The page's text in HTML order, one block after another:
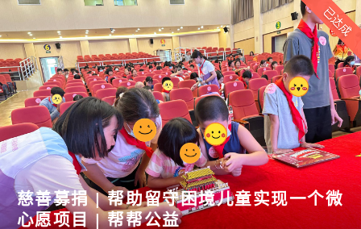
慈善募捐 | 帮助留守困境儿童实现一个微
心愿项目 | 帮帮公益